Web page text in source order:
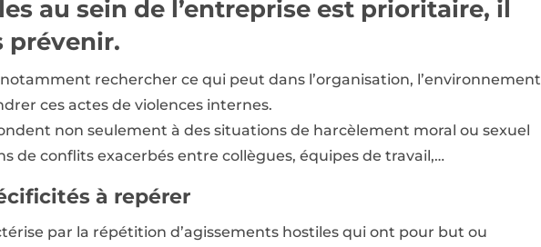
au sein de l’entreprise est prioritaire, il
prévenir.
rechercher ce qui peut dans l’organisation, l’environnement
ces actes de violences internes.
non seulement à des situations de harcèlement moral ou sexuel
de conflits exacerbés entre collègues, équipes de travail,…
à repérer
par la répétition d’agissements hostiles qui ont pour but ou